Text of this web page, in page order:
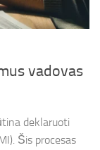
vadovas
deklaruoti
Šis procesas